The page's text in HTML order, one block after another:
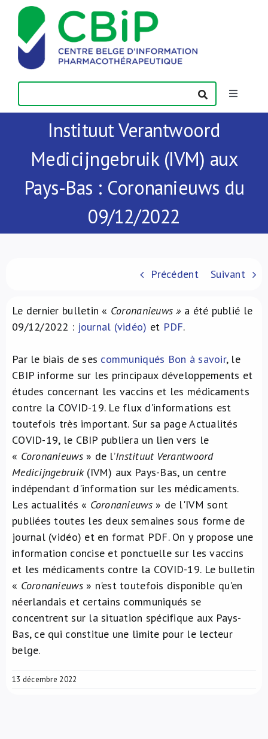
Passer
contenu
Toggle
Actualités
Publications
NL
Instituut Verantwoord
Medicijngebruik (IVM) aux
Pays-Bas : Coronanieuws du
09/12/2022
Précédent Suivant
Le dernier bulletin « Coronanieuws » a été publié le
09/12/2022 : journal (vidéo) et PDF.
Par le biais de ses communiqués Bon à savoir, le
CBIP informe sur les principaux développements et
études concernant les vaccins et les médicaments
contre la COVID-19. Le flux d'informations est
toutefois très important. Sur sa page Actualités
COVID-19, le CBIP publiera un lien vers le
« Coronanieuws» de l’Instituut Verantwoord
Medicijngebruik(IVM) aux Pays-Bas, un centre
indépendant d'information sur les médicaments.
Les actualités « Coronanieuws» de l'IVM sont
publiées toutes les deux semaines sous forme de
journal (vidéo) et en format PDF. On y propose une
information concise et ponctuelle sur les vaccins
et les médicaments contre la COVID-19. Le bulletin
« Coronanieuws» n'est toutefois disponible qu'en
néerlandais et certains communiqués se
concentrent sur la situation spécifique aux Pays-
Bas, ce qui constitue une limite pour le lecteur
belge.
13 décembre 2022